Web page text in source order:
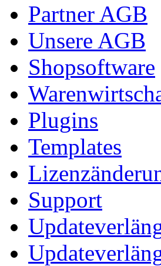
Partner AGB
Unsere AGB
Shopsoftware
Plugins
Templates
Support